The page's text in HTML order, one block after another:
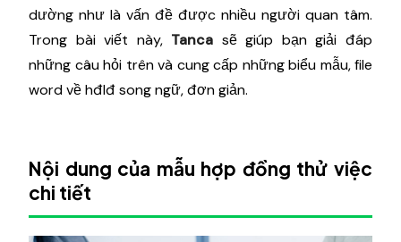
dường như là vấn đề được nhiều người quan tâm.
Trong bài viết này, Tanca sẽ giúp bạn giải đáp
những câu hỏi trên và cung cấp những biểu mẫu, file
word về hđlđ song ngữ, đơn giản.
Nội dung của mẫu hợp đồng thử việc
chi tiết